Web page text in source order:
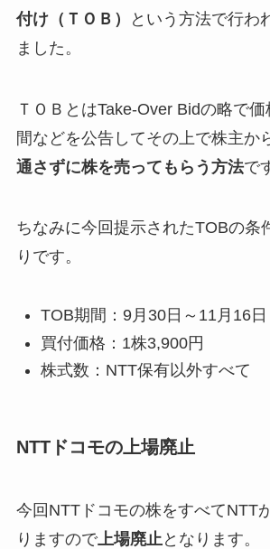
付け（ＴＯＢ）
という方法で行わ
ました。
ＴＯＢとはTake-Over Bidの略で
間などを公告してその上で株主か
通さずに株を売ってもらう方法で
ちなみに今回提示されたTOBの条
りです。
TOB期間：9月30日～11月16日
買付価格：1株3,900円
株式数：NTT保有以外すべて
NTTドコモの上場廃止
今回NTTドコモの株をすべてNTT
りますので上場廃止 となります。